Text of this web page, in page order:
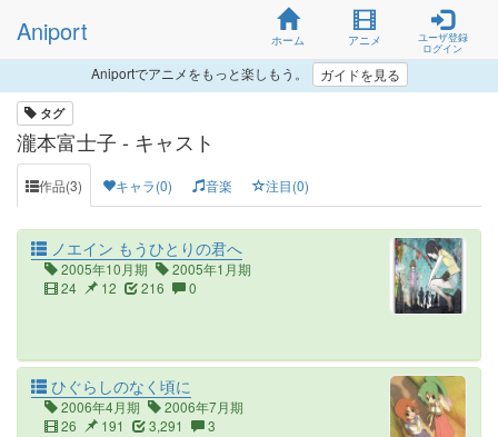
Aniport ホーム アニメ
ユーザ登録
ログイン
Aniportでアニメをもっと楽しもう。 ガイドを見る
タグ
瀧本富士子 - キャスト
作品(3) キャラ(0) 音楽 注目(0)
ノエイン もうひとりの君へ
2005年10月期
2005年1月期
24
12 216 0
ひぐらしのなく頃に
2006年4月期
2006年7月期
26
191 3,291 3